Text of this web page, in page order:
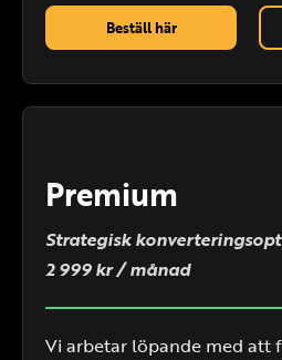
Beställ här
Premium
Strategisk
2 999 kr / månad
Vi arbetar löpande med att